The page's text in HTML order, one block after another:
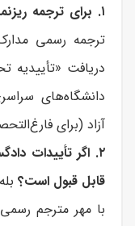
۱. برای ترجمه ریزنمرات چه پیش‌تأییدی لازم است؟
ترجمه رسمی
دریافت «تأییدیه
دانشگاه‌های
آزاد (برای
۲. اگر تأییدات
قابل قبول است؟
با مهر مترجم